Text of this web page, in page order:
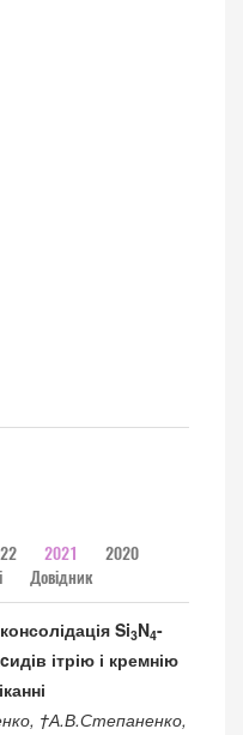
2021
2020
Довідник
Si3N4-
ітрію і кремнію
†А.В.Степаненко,